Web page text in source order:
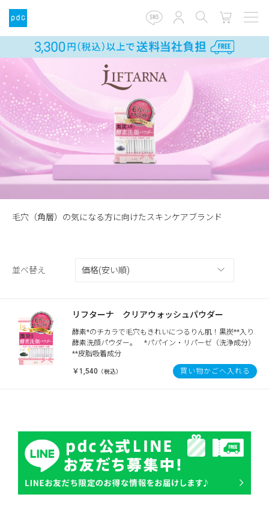
毛穴（角層）の気になる方に向けたスキンケアブランド
並べ替え
リフターナ クリアウォッシュパウダー
酵素*のチカラで毛穴もきれいにつるりん肌！黒炭**入り
酵素洗顔パウダー。 *パパイン・リパーゼ（洗浄成分）
**皮脂吸着成分
￥1,540 （税込） 買い物かごへ入れる